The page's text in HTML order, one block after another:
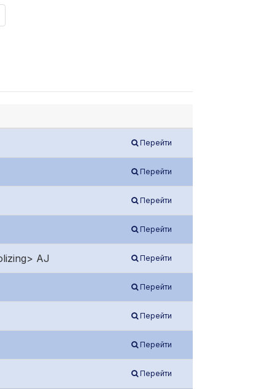
Перейти
Перейти
Перейти
Перейти
AJ Перейти
Перейти
Перейти
Перейти
Перейти